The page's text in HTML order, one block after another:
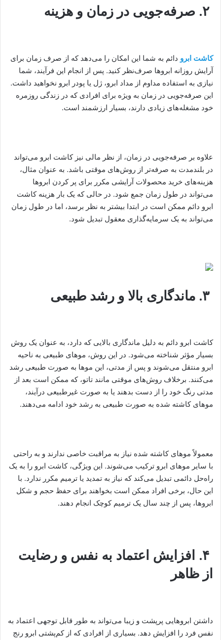
کاشت ابرو دائم به شما این امکان را می‌دهد که از صرف زمان برای
آرایش روزانه ابروها صرف‌نظر کنید. پس از انجام این فرآیند، شما
نیازی به استفاده مداوم از مداد ابرو، ژل یا پودر ابرو نخواهید داشت.
این صرفه‌جویی در زمان به ویژه برای افرادی که در زندگی روزمره
خود مشغله‌های زیادی دارند، بسیار ارزشمند است.
علاوه بر صرفه‌جویی در زمان، از نظر مالی نیز کاشت ابرو می‌تواند
در بلندمدت به صرفه‌تر از روش‌های موقتی باشد. به عنوان مثال،
هزینه‌های خرید محصولات آرایشی مکرر برای پر کردن ابروها
می‌تواند در طول زمان جمع شود. در حالی که یک بار هزینه کاشت
ابرو دائم ممکن است در ابتدا بیشتر به نظر برسد، اما در طول زمان
می‌تواند به یک سرمایه‌گذاری معقول تبدیل شود.
کاشت ابرو دائم به دلیل ماندگاری بالایی که دارد، به عنوان یک روش
بسیار مؤثر شناخته می‌شود. در این روش، موهای طبیعی به ناحیه
ابرو منتقل می‌شوند و پس از مدتی، این موها به صورت طبیعی رشد
می‌کنند. برخلاف روش‌های موقتی مانند تاتو، که ممکن است بعد از
مدتی رنگ خود را از دست بدهند یا به صورت غیرطبیعی درآیند،
موهای کاشته شده به صورت طبیعی به رشد خود ادامه می‌دهند.
معمولاً موهای کاشته شده نیاز به مراقبت خاصی ندارند و به راحتی
با سایر موهای ابرو ترکیب می‌شوند. این ویژگی، کاشت ابرو را به یک
راه‌حل دائمی تبدیل می‌کند که نیاز به تمدید یا ترمیم مکرر ندارد. با
این حال، برخی افراد ممکن است بخواهند برای حفظ حجم و شکل
ابروها، پس از چند سال یک ترمیم کوچک انجام دهند.
۴. افزایش اعتماد به نفس و رضایت
از ظاهر
داشتن ابروهایی پرپشت و زیبا می‌تواند به طور قابل توجهی اعتماد به
نفس فرد را افزایش دهد. بسیاری از افرادی که از کم‌پشتی ابرو رنج